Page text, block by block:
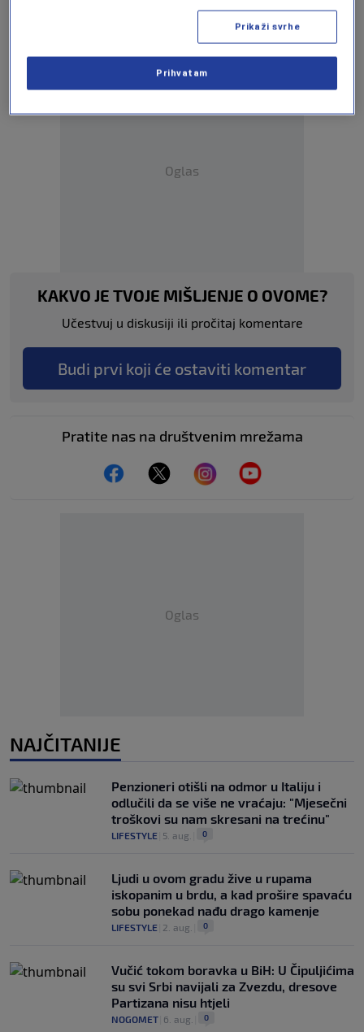
Oglas
KAKVO JE TVOJE MIŠLJENJE O OVOME?
Učestvuj u diskusiji ili pročitaj komentare
Budi prvi koji će ostaviti komentar
Pratite nas na društvenim mrežama
Oglas
NAJČITANIJE
Penzioneri otišli na odmor u Italiju i
odlučili da se više ne vraćaju: "Mjesečni
troškovi su nam skresani na trećinu"
LIFESTYLE 5. aug. 0
Ljudi u ovom gradu žive u rupama
iskopanim u brdu, a kad prošire spavaću
sobu ponekad nađu drago kamenje
LIFESTYLE 2. aug. 0
Vučić tokom boravka u BiH: U Čipuljićima
su svi Srbi navijali za Zvezdu, dresove
Partizana nisu htjeli
NOGOMET 6. aug. 0
Prikaži svrhe
Prihvatam